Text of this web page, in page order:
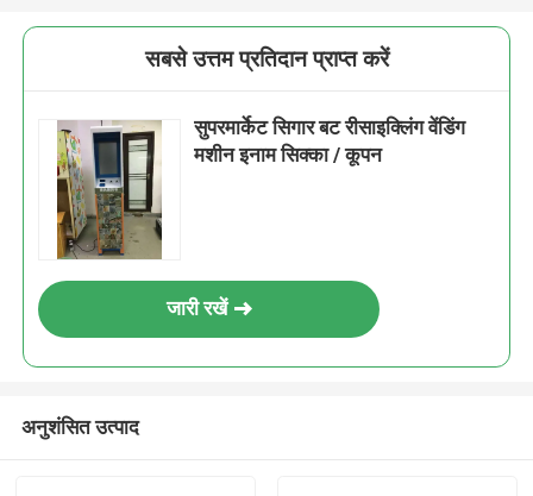
सबसे उत्तम प्रतिदान प्राप्त करें
सुपरमार्केट सिगार बट रीसाइक्लिंग वेंडिंग
मशीन इनाम सिक्का / कूपन
जारी रखें
अनुशंसित उत्पाद